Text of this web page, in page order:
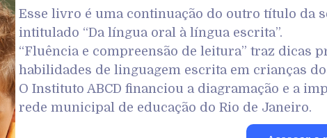
Esse livro é uma continuação do outro título da
intitulado “Da língua oral à língua escrita”.
“Fluência e compreensão de leitura” traz dicas
habilidades de linguagem escrita em crianças
O Instituto ABCD financiou a diagramação e a
rede municipal de educação do Rio de Janeiro.